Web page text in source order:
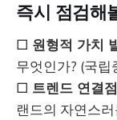
즉시 점검해
□ 원형적 가치
무엇인가? (국
□ 트렌드 연결
랜드의 자연스